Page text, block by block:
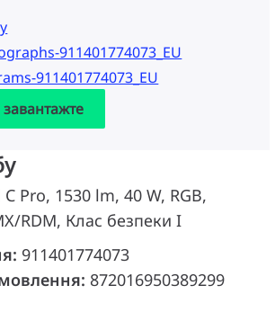
911401774073_EU
911401774073_EU
завантажте
Pro, 1530 lm, 40 W, RGB,
RDM, Клас безпеки I
911401774073
872016950389299